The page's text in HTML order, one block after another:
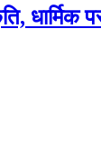
धार्मिक